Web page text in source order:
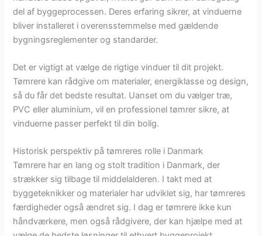
del af byggeprocessen. Deres erfaring sikrer, at vinduerne
bliver installeret i overensstemmelse med gældende
bygningsreglementer og standarder.
Det er vigtigt at vælge de rigtige vinduer til dit projekt.
Tømrere kan rådgive om materialer, energiklasse og design,
så du får det bedste resultat. Uanset om du vælger træ,
PVC eller aluminium, vil en professionel tømrer sikre, at
vinduerne passer perfekt til din bolig.
Historisk perspektiv på tømreres rolle i Danmark
Tømrere har en lang og stolt tradition i Danmark, der
strækker sig tilbage til middelalderen. I takt med at
byggeteknikker og materialer har udviklet sig, har tømreres
færdigheder også ændret sig. I dag er tømrere ikke kun
håndværkere, men også rådgivere, der kan hjælpe med at